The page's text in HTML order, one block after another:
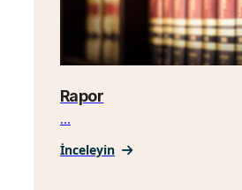
Rapor
...
İnceleyin